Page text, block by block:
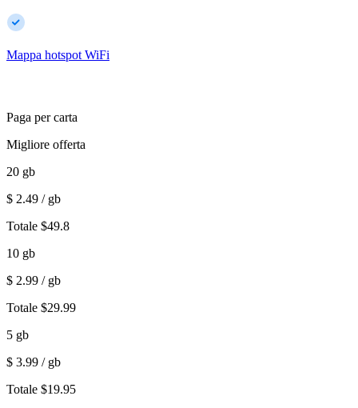
Mappa hotspot WiFi
Paga per carta
Migliore offerta
20 gb
$ 2.49 / gb
Totale $49.8
10 gb
$ 2.99 / gb
Totale $29.99
5 gb
$ 3.99 / gb
Totale $19.95